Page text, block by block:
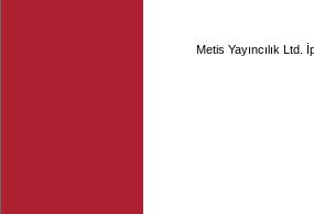
Metis Yayıncılık